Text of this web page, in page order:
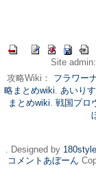
Site admin:
攻略Wiki： フラワー
略まとめwiki. あいり
まとめwiki. 戦国プロ
. Designed by 180style
コメントあぼーん